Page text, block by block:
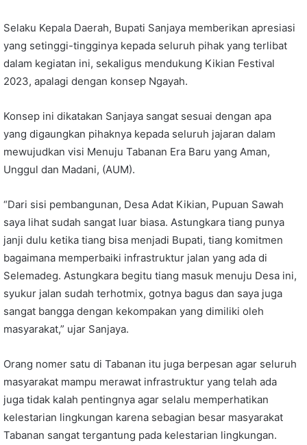
Selaku Kepala Daerah, Bupati Sanjaya memberikan apresiasi
yang setinggi-tingginya kepada seluruh pihak yang terlibat
dalam kegiatan ini, sekaligus mendukung Kikian Festival
2023, apalagi dengan konsep Ngayah.
Konsep ini dikatakan Sanjaya sangat sesuai dengan apa
yang digaungkan pihaknya kepada seluruh jajaran dalam
mewujudkan visi Menuju Tabanan Era Baru yang Aman,
Unggul dan Madani, (AUM).
“Dari sisi pembangunan, Desa Adat Kikian, Pupuan Sawah
saya lihat sudah sangat luar biasa. Astungkara tiang punya
janji dulu ketika tiang bisa menjadi Bupati, tiang komitmen
bagaimana memperbaiki infrastruktur jalan yang ada di
Selemadeg. Astungkara begitu tiang masuk menuju Desa ini,
syukur jalan sudah terhotmix, gotnya bagus dan saya juga
sangat bangga dengan kekompakan yang dimiliki oleh
masyarakat,” ujar Sanjaya.
Orang nomer satu di Tabanan itu juga berpesan agar seluruh
masyarakat mampu merawat infrastruktur yang telah ada
juga tidak kalah pentingnya agar selalu memperhatikan
kelestarian lingkungan karena sebagian besar masyarakat
Tabanan sangat tergantung pada kelestarian lingkungan.